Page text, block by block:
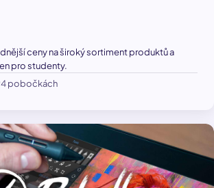
ceny na široký sortiment produktů a
pro studenty.
pobočkách